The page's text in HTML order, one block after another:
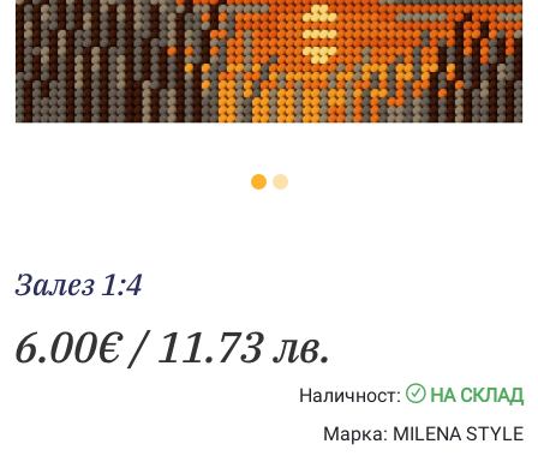
Залез 1:4
6.00€/ 11.73 лв.
Наличност:
НА СКЛАД
Марка: MILENA STYLE